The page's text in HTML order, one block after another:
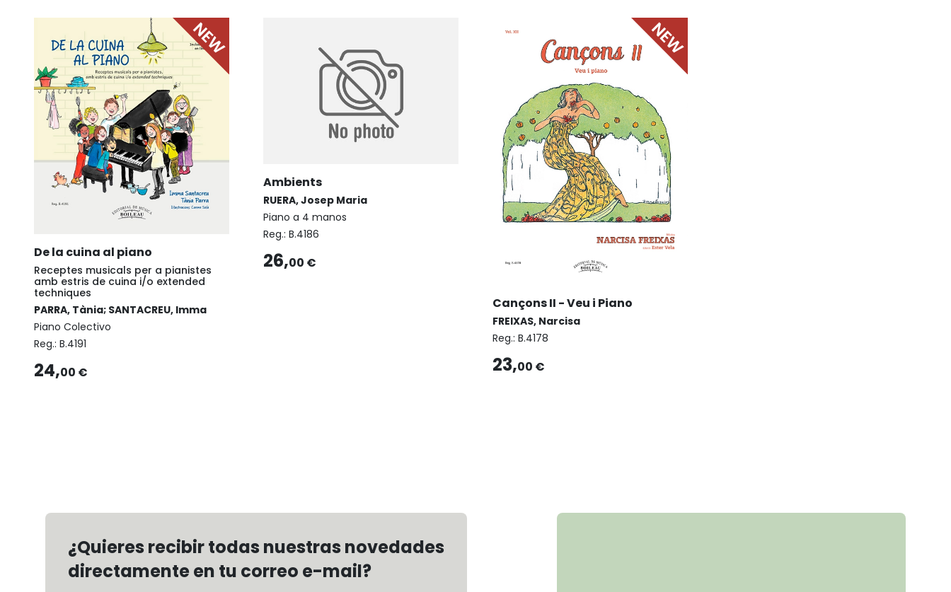
De la cuina al piano
Receptes musicals per a pianistes
amb estris de cuina i/o extended
techniques
PARRA, Tània; SANTACREU, Imma
Piano Colectivo
Reg.: B.4191
24,00 €
Ambients
RUERA, Josep Maria
Piano a 4 manos
Reg.: B.4186
26,00 €
Cançons II - Veu i Piano
FREIXAS, Narcisa
Reg.: B.4178
23,00 €
¿Quieres recibir todas nuestras novedades
directamente en tu correo e-mail?